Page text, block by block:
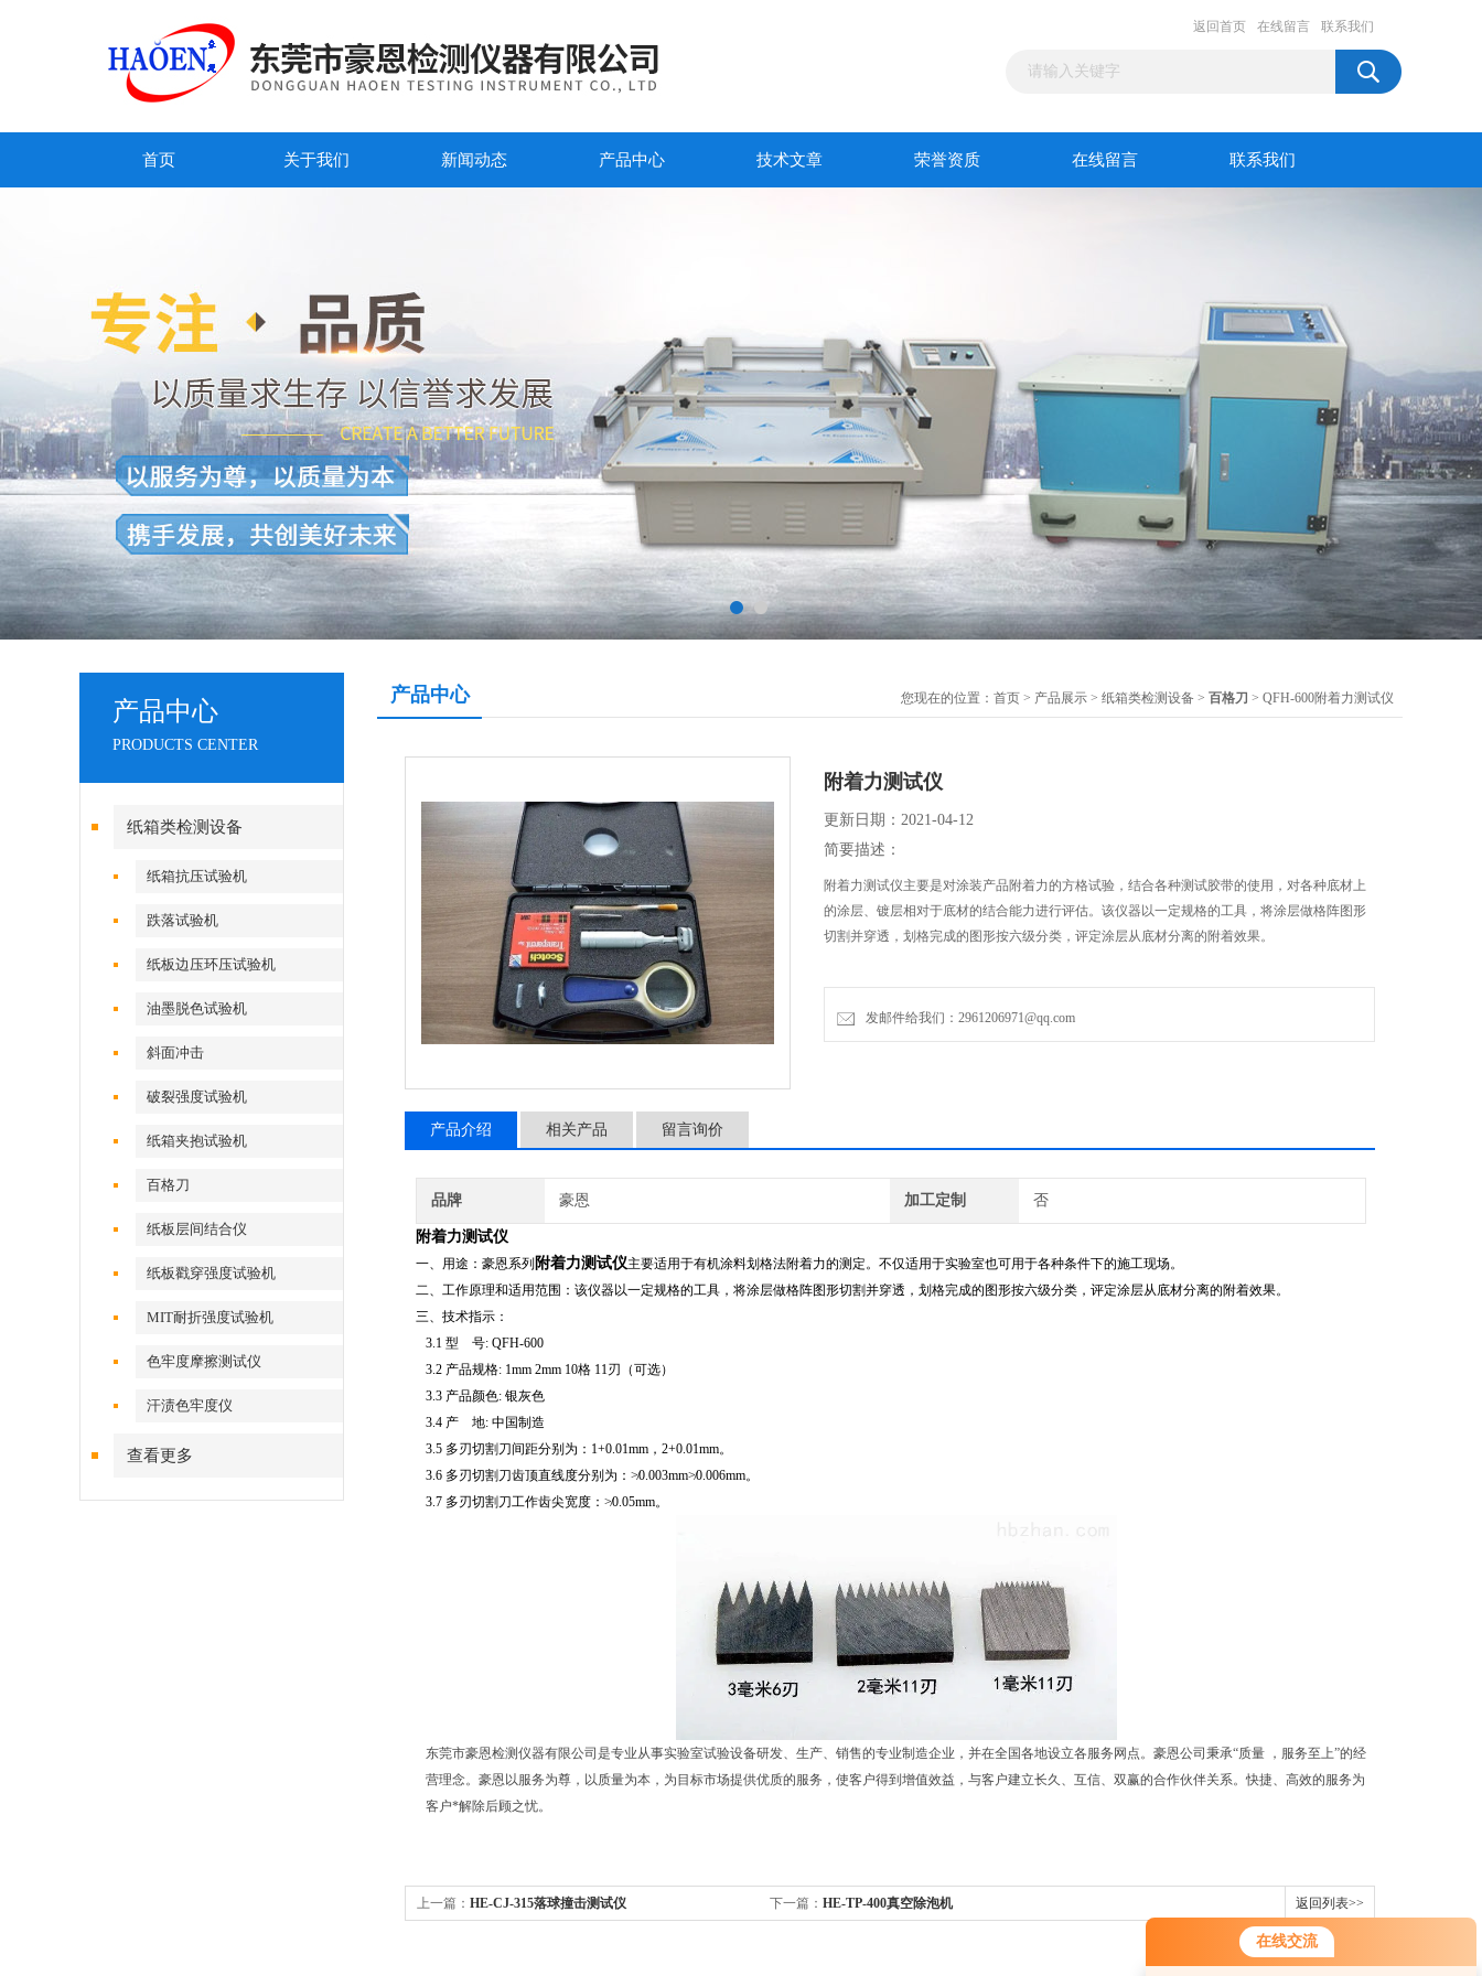
在线交流
您好！欢迎前来咨询，很高兴为您
返回首页 在线留言 联系我们
首页 关于我们 新闻动态 产品中心 技术文章 荣誉资质 在线留言 联系我们
产品中心
PRODUCTS CENTER
纸箱类检测设备
纸箱抗压试验机
跌落试验机
纸板边压环压试验机
油墨脱色试验机
斜面冲击
破裂强度试验机
纸箱夹抱试验机
百格刀
纸板层间结合仪
纸板戳穿强度试验机
MIT耐折强度试验机
色牢度摩擦测试仪
汗渍色牢度仪
查看更多
产品中心 您现在的位置： 首页 > 产品展示 > 纸箱类检测设备 > 百格刀 > QFH-600附着力测试仪
附着力测试仪
更新日期：2021-04-12
简要描述：
附着力测试仪主要是对涂装产品附着力的方格试验，结合各种测试胶带的使用，对各种底材上
的涂层、镀层相对于底材的结合能力进行评估。该仪器以一定规格的工具，将涂层做格阵图形
切割并穿透，划格完成的图形按六级分类，评定涂层从底材分离的附着效果。
发邮件给我们：2961206971@qq.com
产品介绍 相关产品 留言询价
品牌 豪恩 加工定制 否
附着力测试仪
一、用途：豪恩系列 附着力测试仪主要适用于有机涂料划格法附着力的测定。不仅适用于实验室也可用于各种条件下的施工现场。
二、工作原理和适用范围：该仪器以一定规格的工具，将涂层做格阵图形切割并穿透，划格完成的图形按六级分类，评定涂层从底材分离的附着效果。
三、技术指示：
3.1 型 号: QFH-600
3.2 产品规格: 1mm 2mm 10格 11刃（可选）
3.3 产品颜色: 银灰色
3.4 产 地: 中国制造
3.5 多刃切割刀间距分别为：1+0.01mm，2+0.01mm。
3.6 多刃切割刀齿顶直线度分别为： ≯0.003mm≯0.006mm。
3.7 多刃切割刀工作齿尖宽度： ≯0.05mm。
东莞市豪恩检测仪器有限公司是专业从事实验室试验设备研发、生产、销售的专业制造企业，并在全国各地设立各服务网点。 豪恩公司秉承“质量 ，服务至上”的经
营理念。 豪恩以服务为尊，以质量为本，为目标市场提供优质的服务，使客户得到增值效益，与客户建立长久、互信、双赢的合作伙伴关系。快捷、高效的服务为
客户*解除后顾之忧。
上一篇： HE-CJ-315落球撞击测试仪 下一篇： HE-TP-400真空除泡机 返回列表>>